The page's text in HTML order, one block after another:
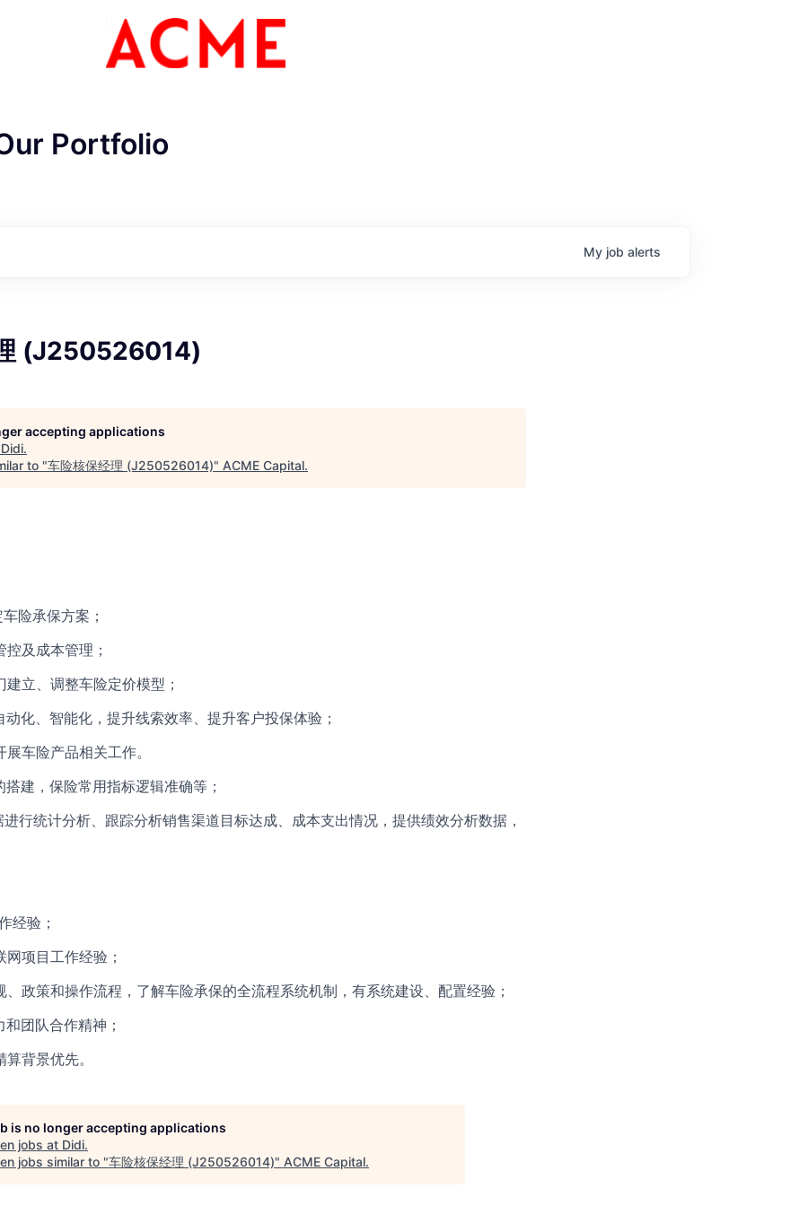
Homepage
Portfolio
My job alerts
(J250526014)
accepting applications
Didi.
to "车险核保经理 (J250526014)" ACME Capital.
险承保方案；
及成本管理；
立、调整车险定价模型；
化、智能化，提升线索效率、提升客户投保体验；
车险产品相关工作。
建，保险常用指标逻辑准确等；
行统计分析、跟踪分析销售渠道目标达成、成本支出情况，提供绩效分析数据，
经验；
项目工作经验；
政策和操作流程，了解车险承保的全流程系统机制，有系统建设、配置经验；
团队合作精神；
背景优先。
is no longer accepting applications
jobs at Didi.
jobs similar to "车险核保经理 (J250526014)" ACME Capital.